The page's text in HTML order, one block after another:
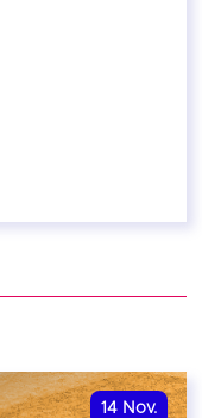
14 Nov.